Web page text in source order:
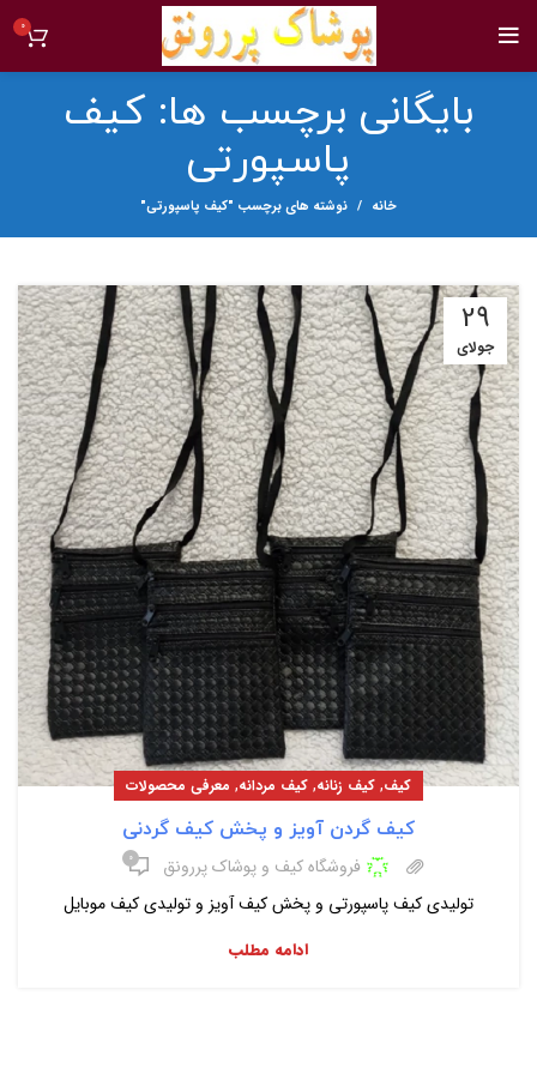
0
بایگانی برچسب ها: کیف
پاسپورتی
خانه نوشته های برچسب "کیف پاسپورتی"
29
جولای
کیف, کیف زنانه, کیف مردانه, معرفی محصولات
کیف گردن آویز و پخش کیف گردنی
فروشگاه کیف و پوشاک پررونق ۰
تولیدی کیف پاسپورتی و پخش کیف آویز و تولیدی کیف موبایل
ادامه مطلب